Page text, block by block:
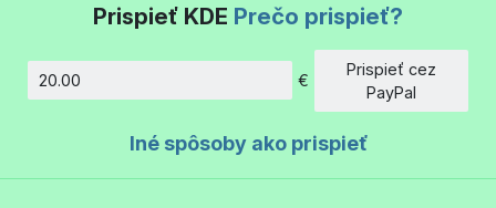
Prispieť KDE Prečo prispieť?
Množstvo
€
Prispieť cez
PayPal
Iné spôsoby ako prispieť